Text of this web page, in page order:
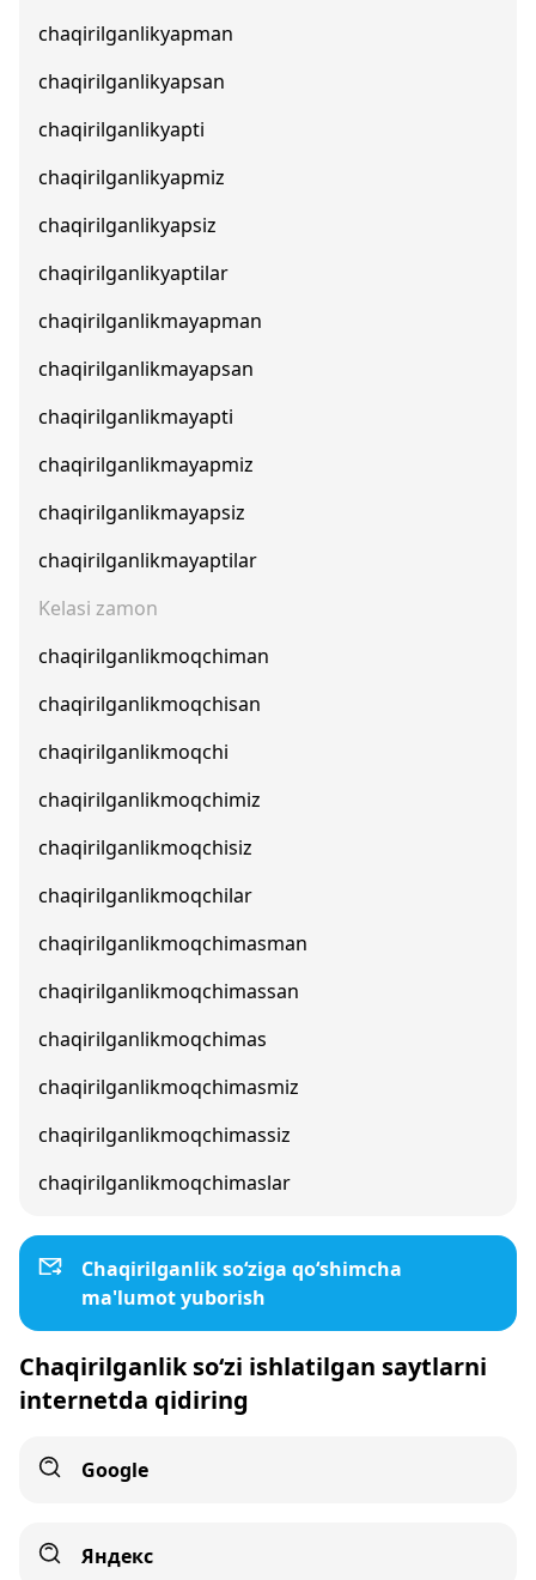
chaqirilganlikyapman
chaqirilganlikyapsan
chaqirilganlikyapti
chaqirilganlikyapmiz
chaqirilganlikyapsiz
chaqirilganlikyaptilar
chaqirilganlikmayapman
chaqirilganlikmayapsan
chaqirilganlikmayapti
chaqirilganlikmayapmiz
chaqirilganlikmayapsiz
chaqirilganlikmayaptilar
Kelasi zamon
chaqirilganlikmoqchiman
chaqirilganlikmoqchisan
chaqirilganlikmoqchi
chaqirilganlikmoqchimiz
chaqirilganlikmoqchisiz
chaqirilganlikmoqchilar
chaqirilganlikmoqchimasman
chaqirilganlikmoqchimassan
chaqirilganlikmoqchimas
chaqirilganlikmoqchimasmiz
chaqirilganlikmoqchimassiz
chaqirilganlikmoqchimaslar
Chaqirilganlik so‘ziga qo‘shimcha
ma'lumot yuborish
Chaqirilganlik so‘zi ishlatilgan saytlarni
internetda qidiring
Google
Яндекс